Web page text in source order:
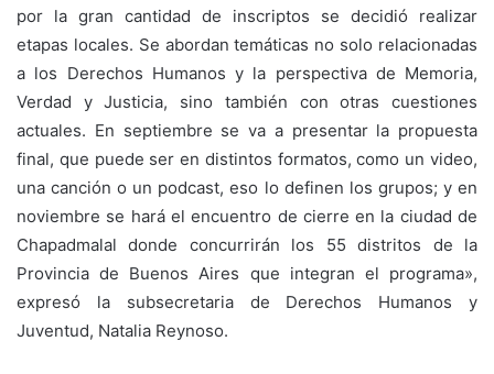
por la gran cantidad de inscriptos se decidió realizar
etapas locales. Se abordan temáticas no solo relacionadas
a los Derechos Humanos y la perspectiva de Memoria,
Verdad y Justicia, sino también con otras cuestiones
actuales. En septiembre se va a presentar la propuesta
final, que puede ser en distintos formatos, como un video,
una canción o un podcast, eso lo definen los grupos; y en
noviembre se hará el encuentro de cierre en la ciudad de
Chapadmalal donde concurrirán los 55 distritos de la
Provincia de Buenos Aires que integran el programa»,
expresó la subsecretaria de Derechos Humanos y
Juventud, Natalia Reynoso.